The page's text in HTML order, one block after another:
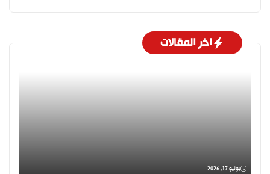
اخر المقالات
يونيو 17, 2026